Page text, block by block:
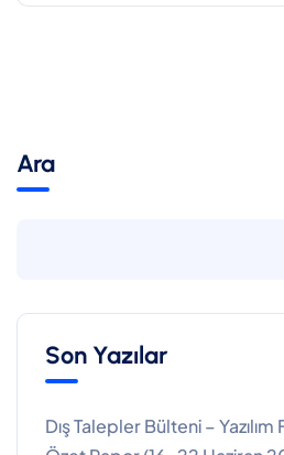
Ara
Son Yazılar
Dış Talepler Bülteni – Yazılım